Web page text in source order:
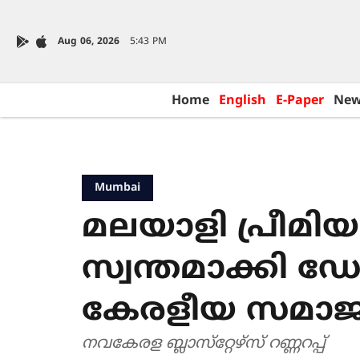
Aug 06, 2026 5:43 PM
Home English E-Paper
Mumbai
മലയാളി
സ്വന്തമാക്കി
കേരളീയ
നവകേരള ബ്ലാസ്‌റ്റേഴ്‌സ് റണ്ണറപ്പ്